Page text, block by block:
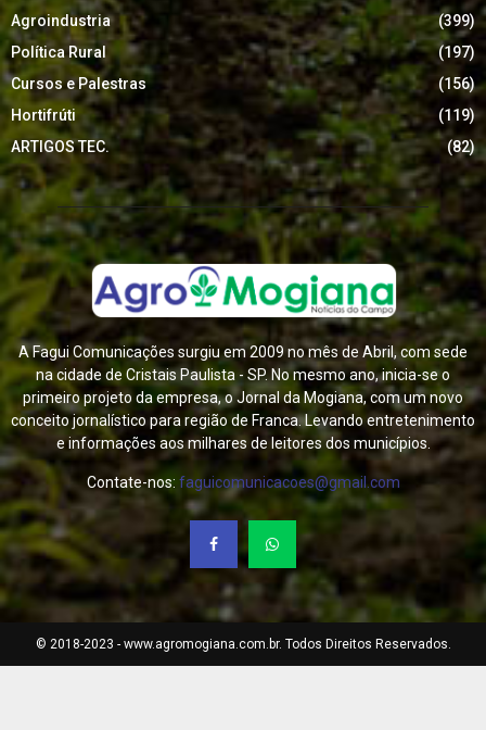
Agroindustria
(399)
Política Rural
(197)
Cursos e Palestras
(156)
Hortifrúti
(119)
ARTIGOS TEC.
(82)
A Fagui Comunicações surgiu em 2009 no mês de Abril, com sede
na cidade de Cristais Paulista - SP. No mesmo ano, inicia-se o
primeiro projeto da empresa, o Jornal da Mogiana, com um novo
conceito jornalístico para região de Franca. Levando entretenimento
e informações aos milhares de leitores dos municípios.
Contate-nos: faguicomunicacoes@gmail.com
© 2018-2023 - www.agromogiana.com.br. Todos Direitos Reservados.